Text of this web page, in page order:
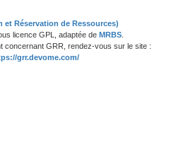
et Réservation de Ressources)
licence GPL, adaptée de MRBS.
concernant GRR, rendez-vous sur le site :
grr.devome.com/